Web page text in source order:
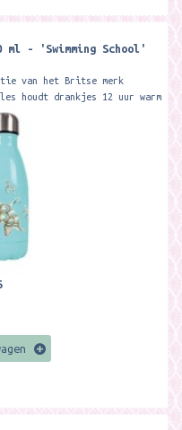
ml - 'Swimming School'
van het Britse merk
houdt drankjes 12 uur warm